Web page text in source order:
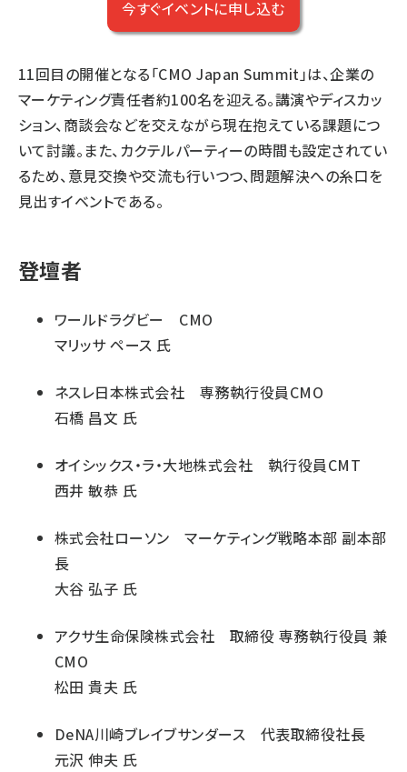
今すぐイベントに申し込む
11回目の開催となる「CMO Japan Summit」は、企業の
マーケティング責任者約100名を迎える。講演やディスカッ
ション、商談会などを交えながら現在抱えている課題につ
いて討議。また、カクテルパーティーの時間も設定されてい
るため、意見交換や交流も行いつつ、問題解決への糸口を
見出すイベントである。
登壇者
ワールドラグビー CMO
マリッサ ペース 氏
ネスレ日本株式会社 専務執行役員CMO
石橋 昌文 氏
オイシックス・ラ・大地株式会社 執行役員CMT
西井 敏恭 氏
株式会社ローソン マーケティング戦略本部 副本部
長
大谷 弘子 氏
アクサ生命保険株式会社 取締役 専務執行役員 兼
CMO
松田 貴夫 氏
DeNA川崎ブレイブサンダース 代表取締役社長
元沢 伸夫 氏